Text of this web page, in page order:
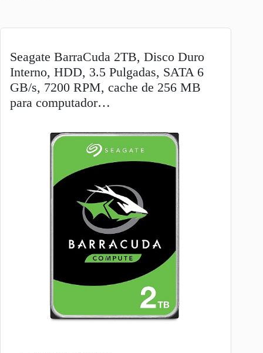
Seagate BarraCuda 2TB, Disco Duro
Interno, HDD, 3.5 Pulgadas, SATA 6
GB/s, 7200 RPM, cache de 256 MB
para computador…